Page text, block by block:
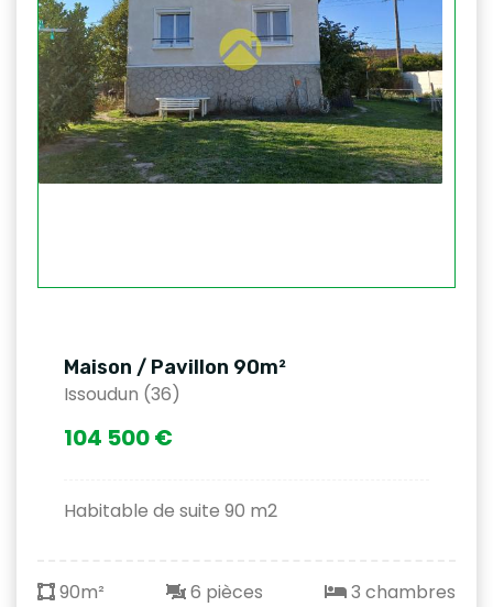
Maison / Pavillon 90m²
Issoudun (36)
104 500 €
Habitable de suite 90 m2
90m² 6 pièces 3 chambres